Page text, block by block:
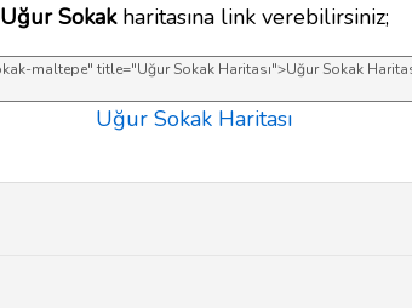
Uğur Sokakharitasına link verebilirsiniz;
Uğur Sokak Haritası